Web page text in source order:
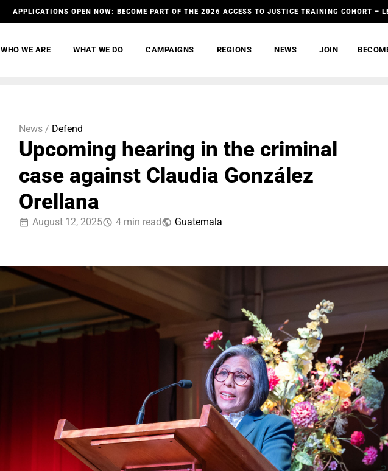
APPLICATIONS OPEN NOW: BECOME PART OF THE 2026 ACCESS TO JUSTICE TRAINING COHORT –
WHO WE ARE WHAT WE DO CAMPAIGNS REGIONS NEWS JOIN
News / Defend
Upcoming hearing in the criminal
case against Claudia González
Orellana
August 12, 2025 4 min read Guatemala